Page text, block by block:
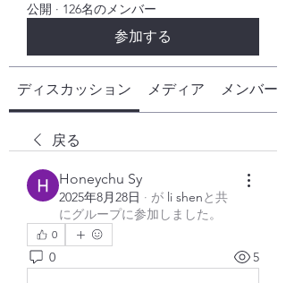
公開 · 126名のメンバー
参加する
ディスカッション メディア メンバー
戻る
Honeychu Sy
2025年8月28日 · が li shenと共
にグループに参加しました。
0
0 5